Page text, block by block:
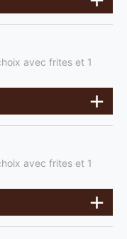
avec frites et 1
avec frites et 1